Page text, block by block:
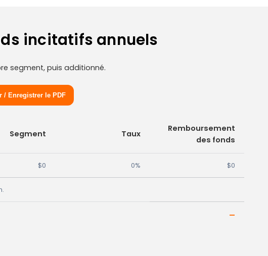
incitatifs annuels
segment, puis additionné.
/ Enregistrer le PDF
Segment Taux
Remboursement
des fonds
$0 0% $0
—